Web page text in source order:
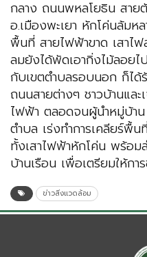
กลาง ถนนพหลโยธิน สาย
อ.เมืองพะเยา หักโค่นล้มห
พื้นที่ สายไฟฟ้าขาด เสาไ
ลมยังได้พัดเอากิ่งไม้ลอย
กับเขตตำบลรอบนอก ก็ไ
ถนนสายต่างๆ ชาวบ้านและ
ไฟฟ้า ตลอดจนผู้นำหมู่บ้า
ตำบล เร่งทำการเคลียร์พื้
ทั้งเสาไฟฟ้าหักโค่น พร้อม
บ้านเรือน เพื่อเตรียมให้กา
ข่าวสิ่งแวดล้อม